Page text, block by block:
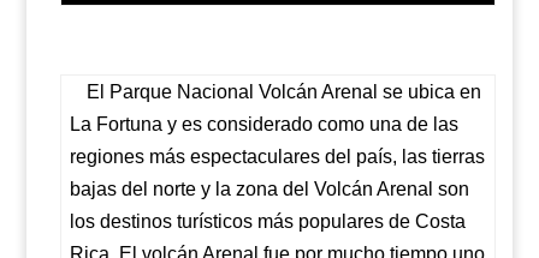
El Parque Nacional Volcán Arenal se ubica en
La Fortuna y es considerado como una de las
regiones más espectaculares del país, las tierras
bajas del norte y la zona del Volcán Arenal son
los destinos turísticos más populares de Costa
Rica. El volcán Arenal fue por mucho tiempo uno